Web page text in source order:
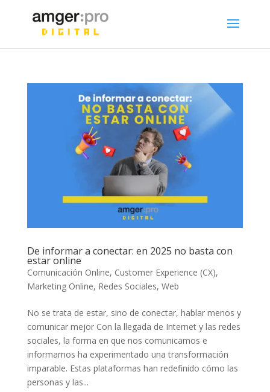
De informar a conectar: en 2025 no basta con
estar online
Comunicación Online, Customer Experience (CX),
Marketing Online, Redes Sociales, Web
No se trata de estar, sino de conectar, hablar menos y
comunicar mejor Con la llegada de Internet y las redes
sociales, la forma en que nos comunicamos e
informamos ha experimentado una transformación
imparable. Estas plataformas han redefinido cómo las
personas y las...